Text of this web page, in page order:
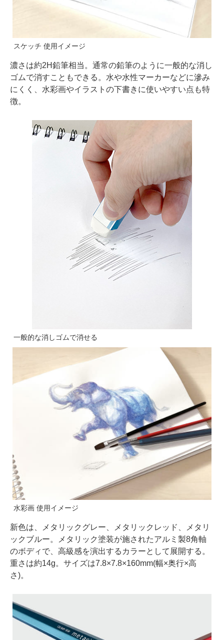
スケッチ 使用イメージ
濃さは約2H鉛筆相当。通常の鉛筆のように一般的な消し
ゴムで消すこともできる。水や水性マーカーなどに滲み
にくく、水彩画やイラストの下書きに使いやすい点も特
徴。
一般的な消しゴムで消せる
水彩画 使用イメージ
新色は、メタリックグレー、メタリックレッド、メタリ
ックブルー。メタリック塗装が施されたアルミ製8角軸
のボディで、高級感を演出するカラーとして展開する。
重さは約14g。サイズは7.8×7.8×160mm(幅×奥行×高
さ)。